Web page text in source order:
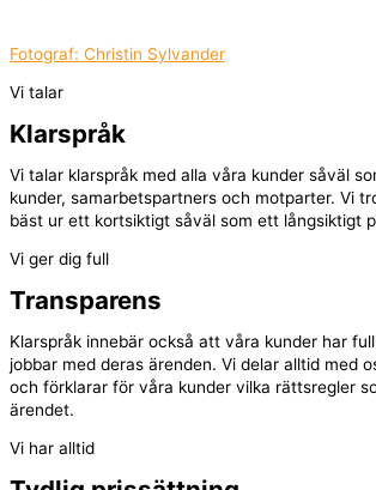
Fotograf: Christin Sylvander
Vi talar
Klarspråk
Vi talar klarspråk med alla våra kunder såväl
kunder, samarbetspartners och motparter. Vi
bäst ur ett kortsiktigt såväl som ett långsiktigt
Vi ger dig full
Transparens
Klarspråk innebär också att våra kunder har
jobbar med deras ärenden. Vi delar alltid med
och förklarar för våra kunder vilka rättsregler
ärendet.
Vi har alltid